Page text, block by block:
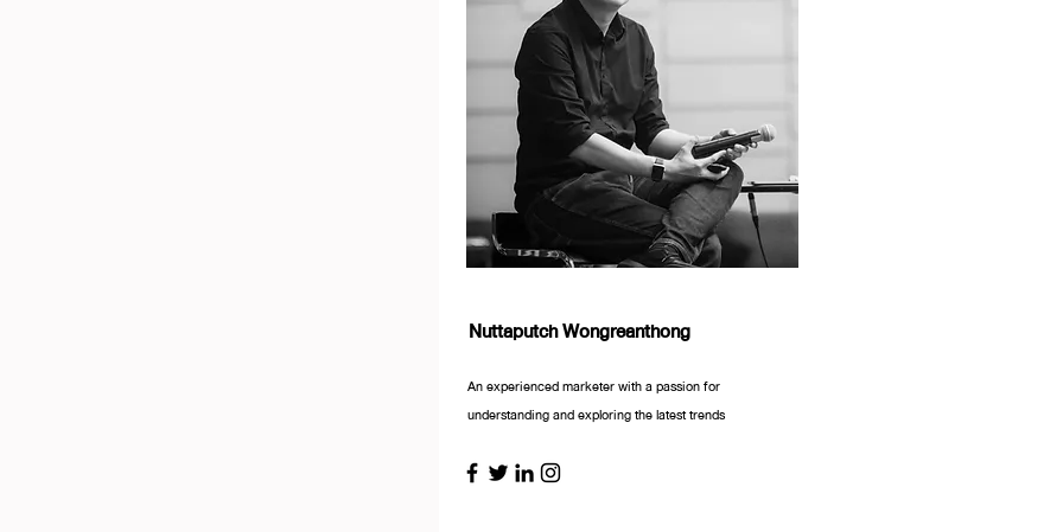
Nuttaputch Wongreanthong
An experienced marketer with a passion for
understanding and exploring the latest trends